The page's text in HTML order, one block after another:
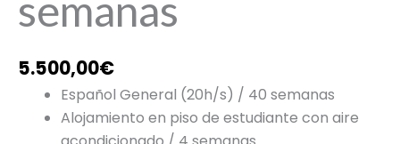
semanas
5.500,00€
Español General (20h/s) / 40 semanas
Alojamiento en piso de estudiante con aire